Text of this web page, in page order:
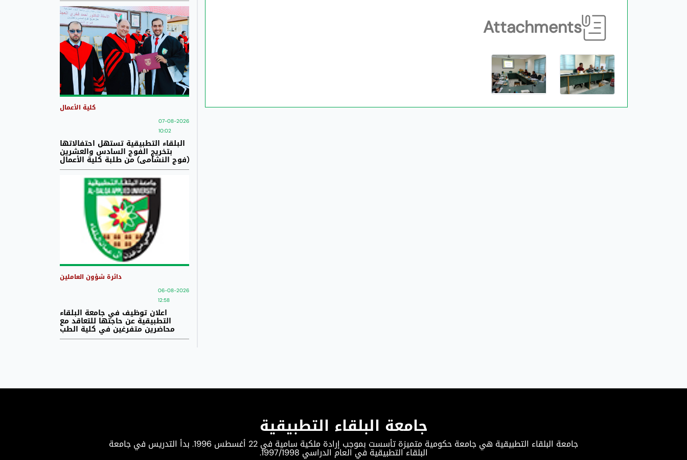
Attachments
كلية الأعمال
07-08-2026
10:02
البلقاء التطبيقية تستهل احتفالاتها
بتخريج الفوج السادس والعشرين
(فوج النشامى) من طلبة كلية الأعمال
دائرة شؤون العاملين
06-08-2026
12:58
اعلان توظيف في جامعة البلقاء
التطبيقية عن حاجتها للتعاقد مع
محاضرين متفرغين في كلية الطب
جامعة البلقاء التطبيقية
جامعة البلقاء التطبيقية هي جامعة حكومية متميزة تأسست بموجب إرادة ملكية سامية في 22 أغسطس 1996. بدأ التدريس في جامعة
البلقاء التطبيقية في العام الدراسي 1997/1998.